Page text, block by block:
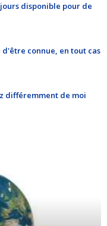
disponible pour de
connue, en tout cas
différemment de moi